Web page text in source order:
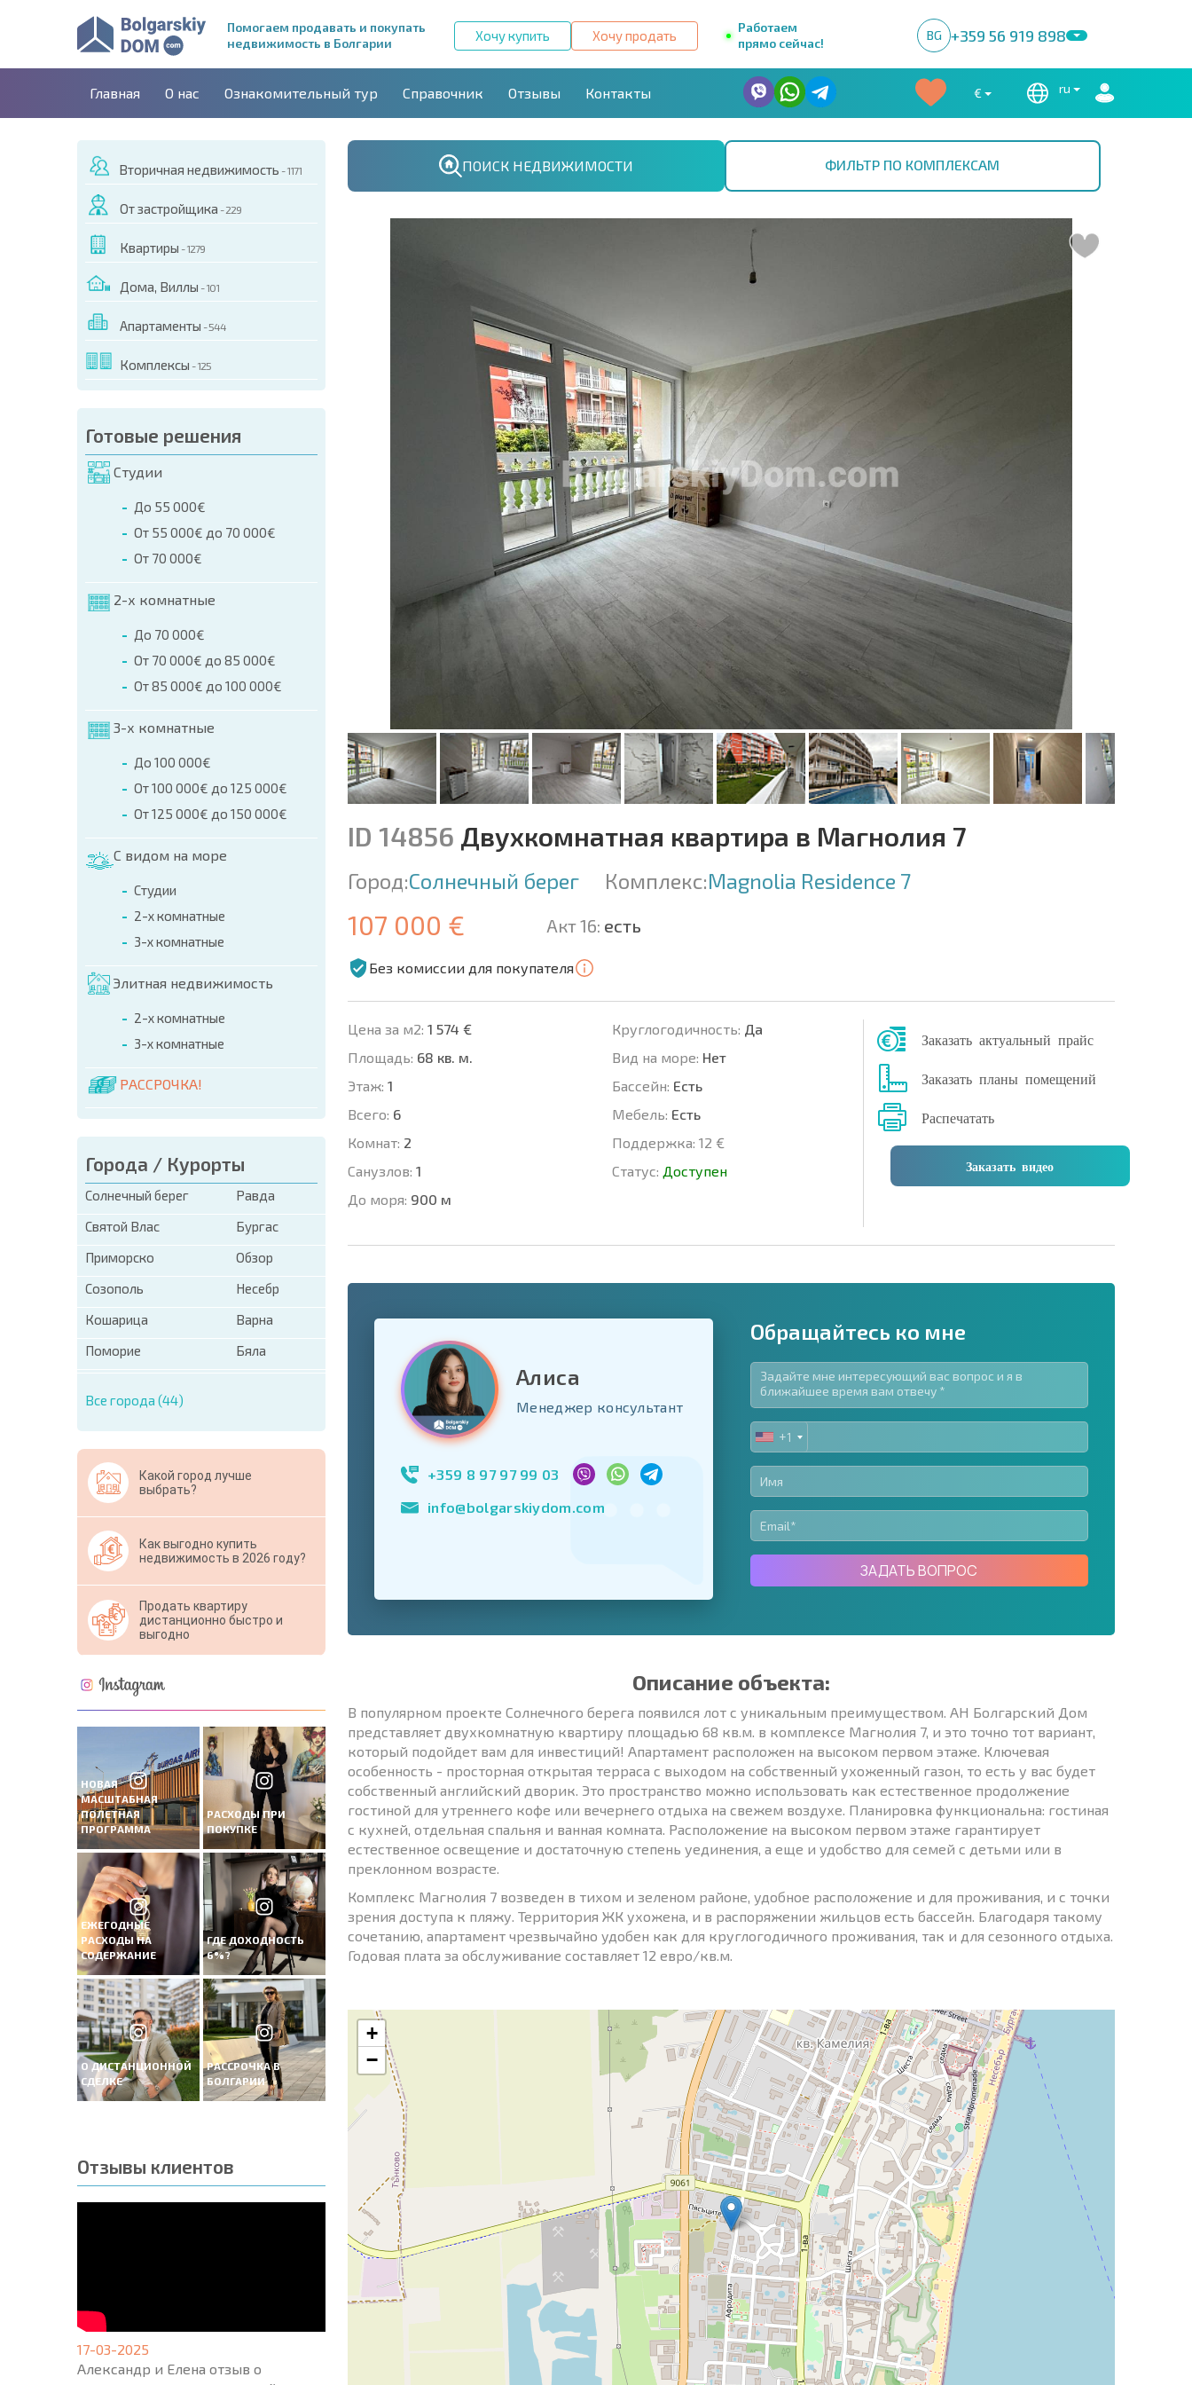
Помогаем продавать и покупать
недвижимость в Болгарии
Хочу купить Хочу продать
Работаем
прямо сейчас!
BG +359 56 919 898
Главная О нас Ознакомительный тур Справочник Отзывы Контакты € ru
Вторичная недвижимость - 1171
От застройщика - 229
Квартиры - 1279
Дома, Виллы - 101
Апартаменты - 544
Комплексы - 125
Готовые решения
Студии
До 55 000€
От 55 000€ до 70 000€
От 70 000€
2-х комнатные
До 70 000€
От 70 000€ до 85 000€
От 85 000€ до 100 000€
3-х комнатные
До 100 000€
От 100 000€ до 125 000€
От 125 000€ до 150 000€
С видом на море
Студии
2-х комнатные
3-х комнатные
Элитная недвижимость
2-х комнатные
3-х комнатные
РАССРОЧКА!
Города / Курорты
Солнечный берег
Равда
Святой Влас
Бургас
Приморско
Обзор
Созополь
Несебр
Кошарица
Варна
Поморие
Бяла
Все города (44)
Какой город лучше
выбрать?
Как выгодно купить
недвижимость в 2026 году?
Продать квартиру
дистанционно быстро и
выгодно
НОВАЯ
МАСШТАБНАЯ
ПОЛЕТНАЯ
ПРОГРАММА
РАСХОДЫ ПРИ
ПОКУПКЕ
ЕЖЕГОДНЫЕ
РАСХОДЫ НА
СОДЕРЖАНИЕ
ГДЕ ДОХОДНОСТЬ
6%?
О ДИСТАНЦИОННОЙ
СДЕЛКЕ
РАССРОЧКА В
БОЛГАРИИ
Отзывы клиентов
17-03-2025
Александр и Елена отзыв о
ПОИСК НЕДВИЖИМОСТИ ФИЛЬТР ПО КОМПЛЕКСАМ
ЭТОГО ОБЪЕКТА
телефонам:
+359 8 9797 99 03
ID 14856 Двухкомнатная квартира в Магнолия 7
Город:Солнечный берег Комплекс:Magnolia Residence 7
107 000 € Акт 16: есть
Без комиссии для покупателя
Цена за м2: 1 574 €
Площадь: 68 кв. м.
Этаж: 1
Всего: 6
Комнат: 2
Санузлов: 1
До моря: 900 м
Круглогодичность: Да
Вид на море: Нет
Басcейн: Есть
Мебель: Есть
Поддержка: 12 €
Статус: Доступен
Заказать актуальный прайс
Заказать планы помещений
Распечатать
Заказать видео
United
+1
* Поля обязательные для заполнения
Свернуть форму
Подписаться на рассылку | Нажимая кнопку, вы разрешаете
использование своих данных.
Отправить сообщение
Алиса
Менеджер консультант
+359 8 97 97 99 03
info@bolgarskiydom.com
Обращайтесь ко мне
UNITED
STATES
+1
+1
ЗАДАТЬ ВОПРОС
Описание объекта:
В популярном проекте Солнечного берега появился лот с уникальным преимуществом. АН Болгарский Дом
представляет двухкомнатную квартиру площадью 68 кв.м. в комплексе Магнолия 7, и это точно тот вариант,
который подойдет вам для инвестиций! Апартамент расположен на высоком первом этаже. Ключевая
особенность - просторная открытая терраса с выходом на собственный ухоженный газон, то есть у вас будет
собственный английский дворик. Это пространство можно использовать как естественное продолжение
гостиной для утреннего кофе или вечернего отдыха на свежем воздухе. Планировка функциональна: гостиная
с кухней, отдельная спальня и ванная комната. Расположение на высоком первом этаже гарантирует
естественное освещение и достаточную степень уединения, а еще и удобство для семей с детьми или в
преклонном возрасте.
Комплекс Магнолия 7 возведен в тихом и зеленом районе, удобное расположение и для проживания, и с точки
зрения доступа к пляжу. Территория ЖК ухожена, и в распоряжении жильцов есть бассейн. Благодаря такому
сочетанию, апартамент чрезвычайно удобен как для круглогодичного проживания, так и для сезонного отдыха.
Годовая плата за обслуживание составляет 12 евро/кв.м.
+
−